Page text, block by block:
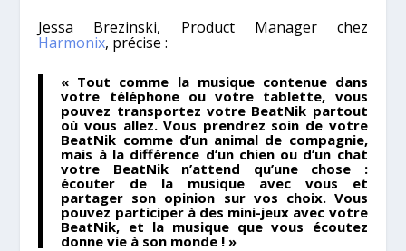
Jessa Brezinski, Product Manager chez
Harmonix, précise :
« Tout comme la musique contenue dans
votre téléphone ou votre tablette, vous
pouvez transportez votre BeatNik partout
où vous allez. Vous prendrez soin de votre
BeatNik comme d’un animal de compagnie,
mais à la différence d’un chien ou d’un chat
votre BeatNik n’attend qu’une chose :
écouter de la musique avec vous et
partager son opinion sur vos choix. Vous
pouvez participer à des mini-jeux avec votre
BeatNik, et la musique que vous écoutez
donne vie à son monde ! »